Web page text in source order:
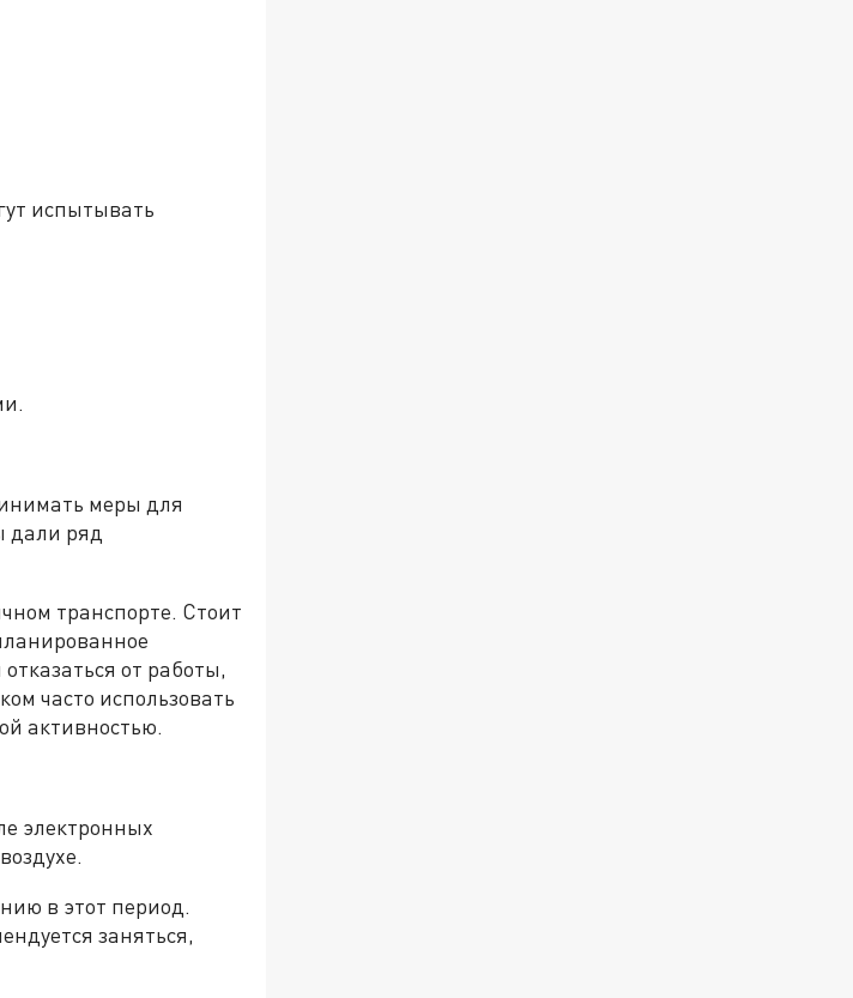
испытывать
меры для
дали ряд
транспорте. Стоит
от работы,
часто использовать
активностью.
электронных
в этот период.
заняться,